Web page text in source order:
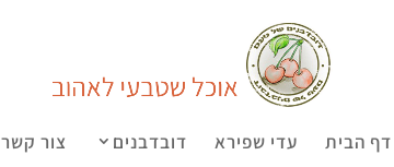
דף הבית עדי שפירא דובדבנים צור קשר